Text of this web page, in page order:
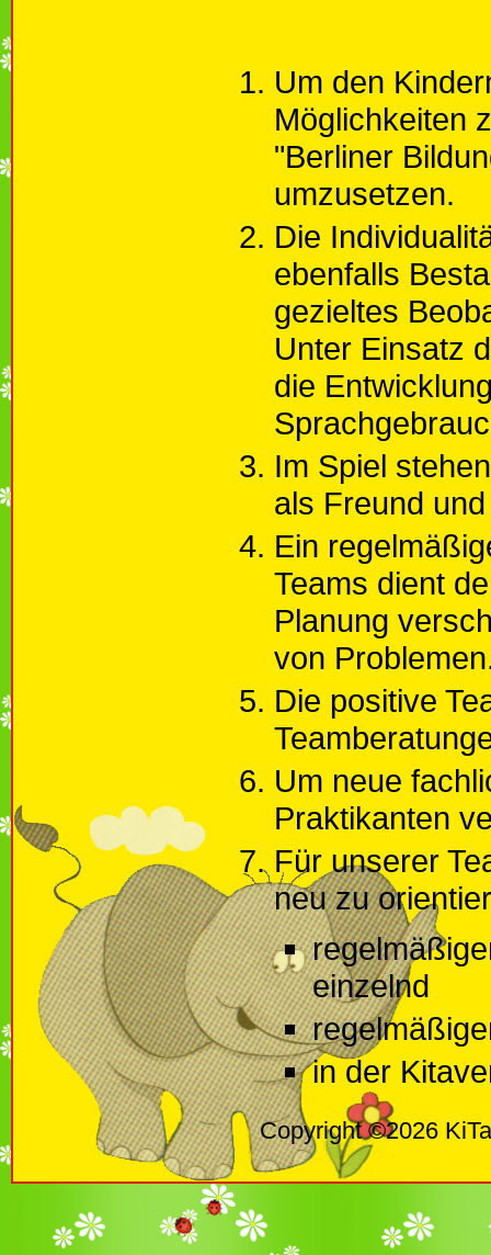
Um den
Möglichkeiten
"Berliner
umzusetzen.
Die
ebenfalls
gezieltes
Unter Einsatz
die
Im Spiel
als Freund
Ein
Teams dient
Planung
von
Die positive
Um neue
Praktikanten
Für unserer
neu zu
einzelnd
in der
Copyright ©2026